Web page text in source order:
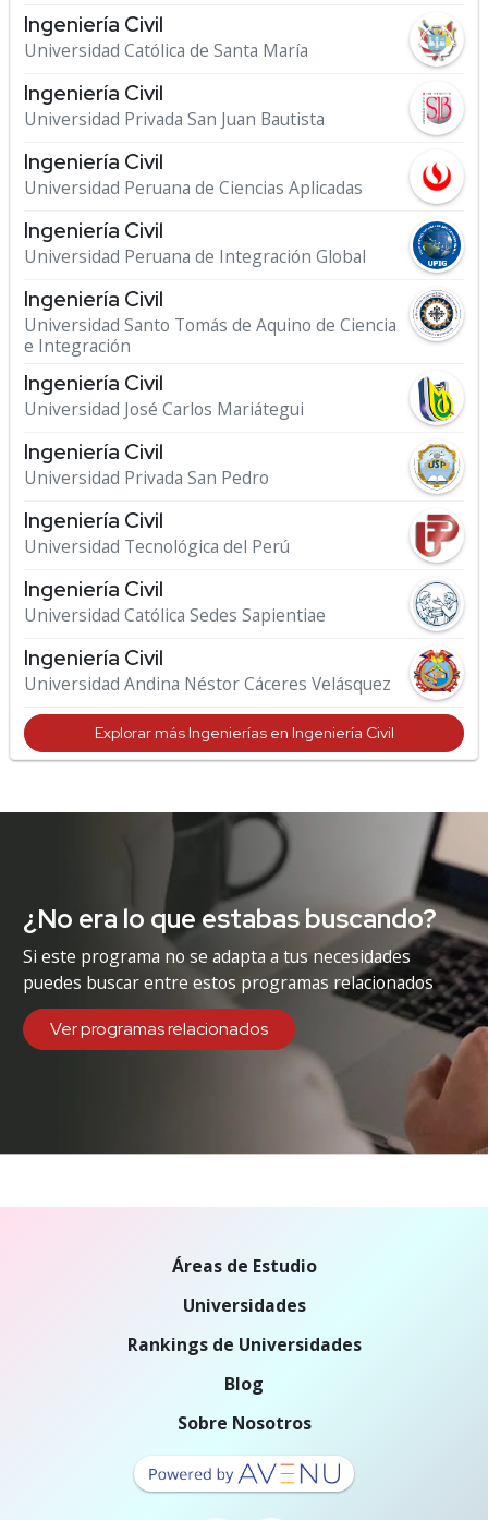
Ingeniería Civil
Universidad Católica de Santa María
Ingeniería Civil
Universidad Privada San Juan Bautista
Ingeniería Civil
Universidad Peruana de Ciencias Aplicadas
Ingeniería Civil
Universidad Peruana de Integración Global
Ingeniería Civil
Universidad Santo Tomás de Aquino de Ciencia
e Integración
Ingeniería Civil
Universidad José Carlos Mariátegui
Ingeniería Civil
Universidad Privada San Pedro
Ingeniería Civil
Universidad Tecnológica del Perú
Ingeniería Civil
Universidad Católica Sedes Sapientiae
Ingeniería Civil
Universidad Andina Néstor Cáceres Velásquez
Explorar más Ingenierías en Ingeniería Civil
¿No era lo que estabas buscando?
Si este programa no se adapta a tus necesidades
puedes buscar entre estos programas relacionados
Ver programas relacionados
Áreas de Estudio
Universidades
Rankings de Universidades
Blog
Sobre Nosotros